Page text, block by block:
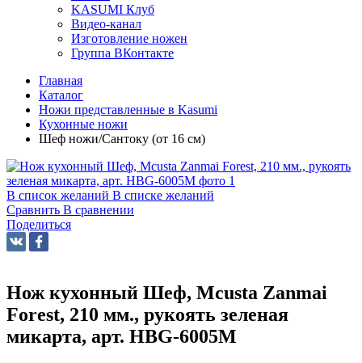
KASUMI Клуб
Видео-канал
Изготовление ножен
Группа ВКонтакте
Главная
Каталог
Ножи представленные в Kasumi
Кухонные ножи
Шеф ножи/Сантоку (от 16 см)
В список желаний В списке желаний
Сравнить В сравнении
Поделиться
Нож кухонный Шеф, Mcusta Zanmai
Forest, 210 мм., рукоять зеленая
микарта, арт. HBG-6005M